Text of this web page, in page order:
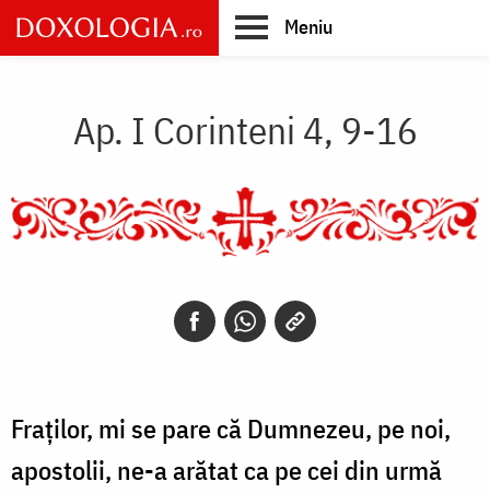
Skip
to
main
Meniu
Ap. I Corinteni 4, 9-16
Fraților, mi se pare că Dumnezeu, pe noi,
apostolii, ne-a arătat ca pe cei din urmă